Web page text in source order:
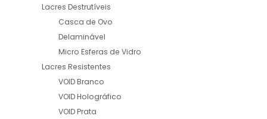
Lacres Destrutíveis
Casca de Ovo
Delaminável
Micro Esferas de Vidro
Lacres Resistentes
VOID Branco
VOID Holográfico
VOID Prata